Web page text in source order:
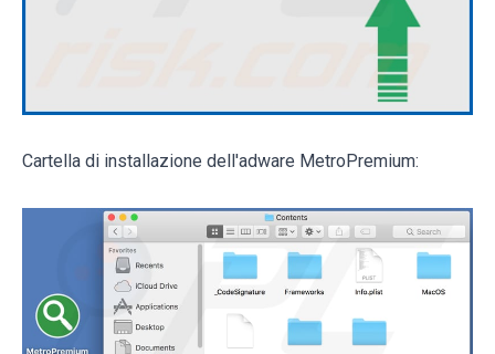
Cartella di installazione dell'adware MetroPremium: